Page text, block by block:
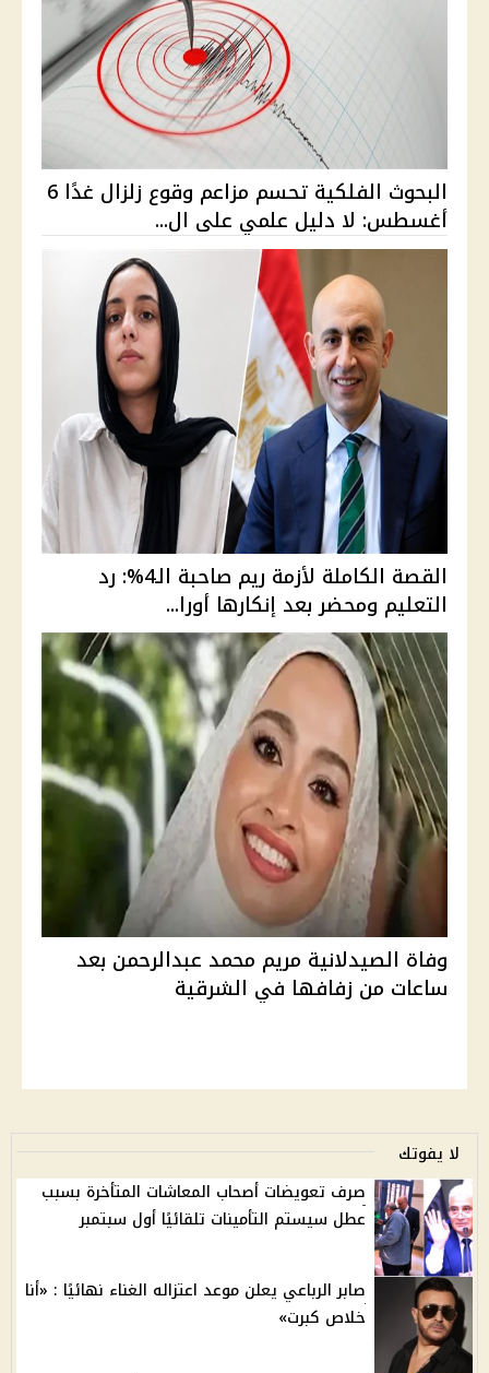
البحوث الفلكية تحسم مزاعم وقوع زلزال غدًا 6
أغسطس: لا دليل علمي على ال...
القصة الكاملة لأزمة ريم صاحبة الـ4%: رد
التعليم ومحضر بعد إنكارها أورا...
وفاة الصيدلانية مريم محمد عبدالرحمن بعد
ساعات من زفافها في الشرقية
لا يفوتك
صرف تعويضات أصحاب المعاشات المتأخرة بسبب
عطل سيستم التأمينات تلقائيًا أول سبتمبر
صابر الرباعي يعلن موعد اعتزاله الغناء نهائيًا : «أنا
خلاص كبرت»